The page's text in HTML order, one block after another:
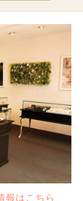
報はこちら